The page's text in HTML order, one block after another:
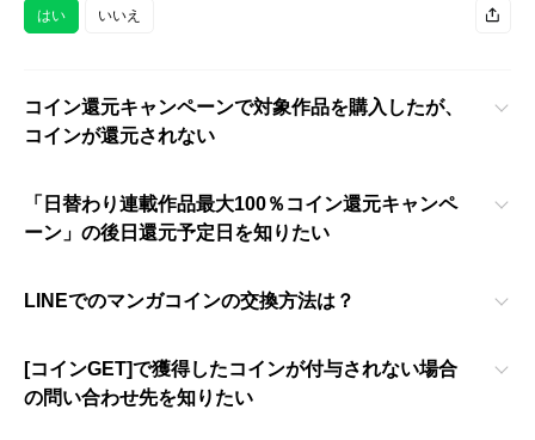
はい いいえ
コイン還元キャンペーンで対象作品を購入したが、
コインが還元されない
「日替わり連載作品最大100％コイン還元キャンペ
ーン」の後日還元予定日を知りたい
LINEでのマンガコインの交換方法は？
[コインGET]で獲得したコインが付与されない場合
の問い合わせ先を知りたい